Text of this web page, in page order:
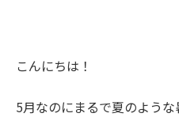
こんにちは！
5月なのにまるで夏のよう